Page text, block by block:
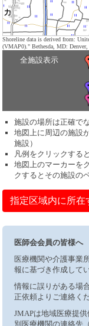
Shoreline data is derived from:
(VMAP0)." Bethesda, MD: Denver,
全施設表示
施設の場所は正確で
地図上に周辺の施設
施設）
凡例をクリックする
地図上のマーカーを
クするとその施設の
指定区域内に所在
医師会会員の皆様へ
医療機関や介護事業
報に基づき作成して
情報に誤りがある場
正依頼よりご連絡く
JMAPは地域医療提
別医療機関の連絡先